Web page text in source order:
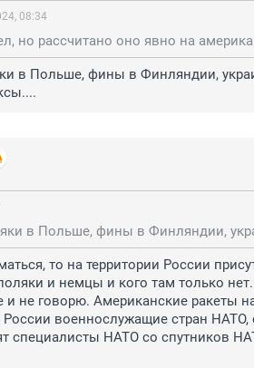
08:34
в Польше, фины в Финляндии,
то на территории России
и немцы и кого там только
и не говорю. Американские ракеты
России военнослужащие стран НАТО,
специалисты НАТО со спутников